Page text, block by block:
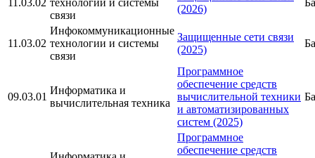
11.03.02 технологии и системы
связи
(2026)
11.03.02
Инфокоммуникационные
технологии и системы
связи
Защищенные сети связи
(2025)
09.03.01
Информатика и
вычислительная техника
Программное
обеспечение средств
вычислительной техники
и автоматизированных
систем (2025)
Программное
обеспечение средств